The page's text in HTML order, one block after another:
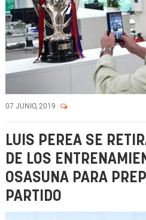
07 JUNIO, 2019
LUIS PEREA SE
DE LOS
OSASUNA PARA
PARTIDO